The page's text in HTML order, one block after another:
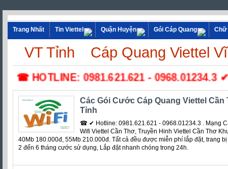
Trang Nhất Tin Viettel Quận Huyện Gói Cáp Quang Chữ
VT Tỉnh Cáp Quang Viettel
☎ HOTLINE: 0981.621.621 - 0968.01234.3
Các Gói Cước Cáp Quang Viettel Cần
Tỉnh
☎ ✔ Hotline: 0981.621.621 - 0968.01234.3 . Mạng
Wifi Viettel Cần Thơ, Truyền Hinh Viettel Cần Thơ
40Mb 180.000đ, 55Mb 210.000đ. Tất cả đều được miễn phí lắp đặt, trang
2 đến 6 tháng cước sử dụng, Lắp đặt nhanh chóng trong 24h.